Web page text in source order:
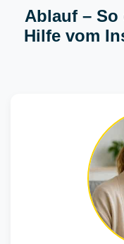
Ablauf –
Hilfe vom